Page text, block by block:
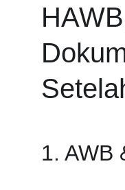
1. AWB